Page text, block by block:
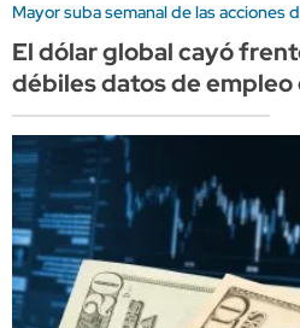
Mayor suba semanal de las acciones
El dólar global cayó
débiles datos de empleo